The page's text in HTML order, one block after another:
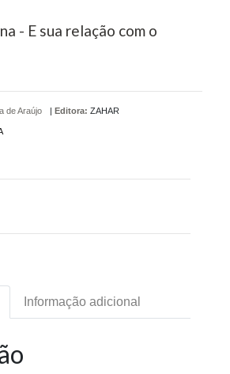
- E sua relação com o
de Araújo | Editora: ZAHAR
Informação adicional